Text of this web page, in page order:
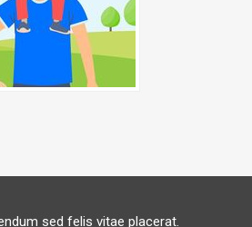
sed felis vitae placerat.